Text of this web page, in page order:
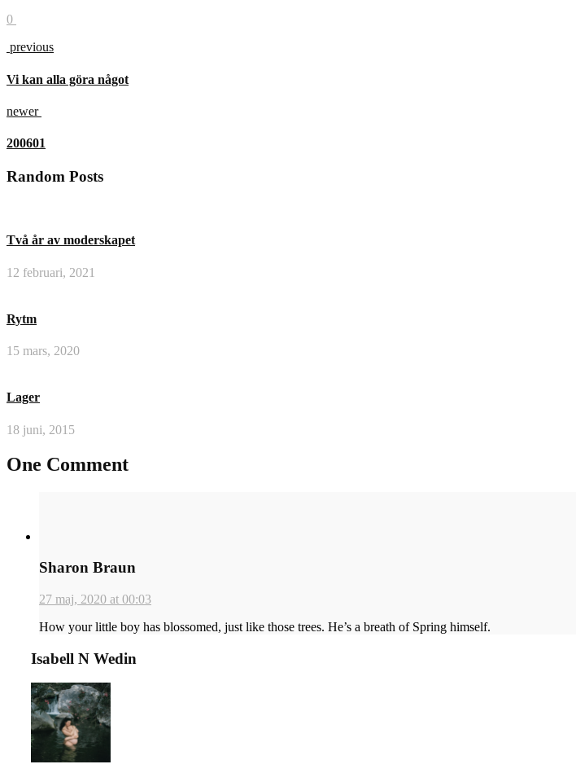
0
previous
Vi kan alla göra något
newer
200601
Random Posts
Två år av moderskapet
12 februari, 2021
Rytm
15 mars, 2020
Lager
18 juni, 2015
One Comment
Sharon Braun
27 maj, 2020 at 00:03
How your little boy has blossomed, just like those trees. He’s a breath of Spring himself.
Isabell N Wedin